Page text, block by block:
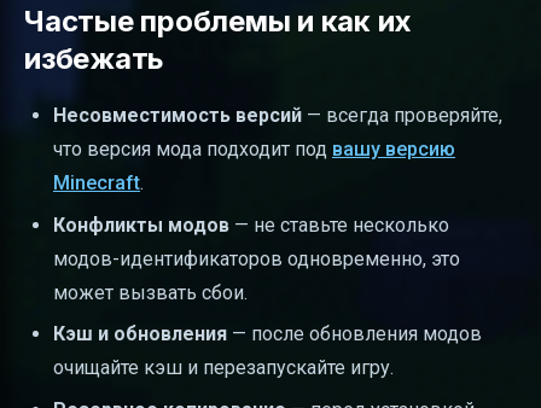
Частые проблемы и как их
избежать
Несовместимость версий — всегда проверяйте,
что версия мода подходит под вашу версию
Minecraft.
Конфликты модов — не ставьте несколько
модов-идентификаторов одновременно, это
может вызвать сбои.
Кэш и обновления — после обновления модов
очищайте кэш и перезапускайте игру.